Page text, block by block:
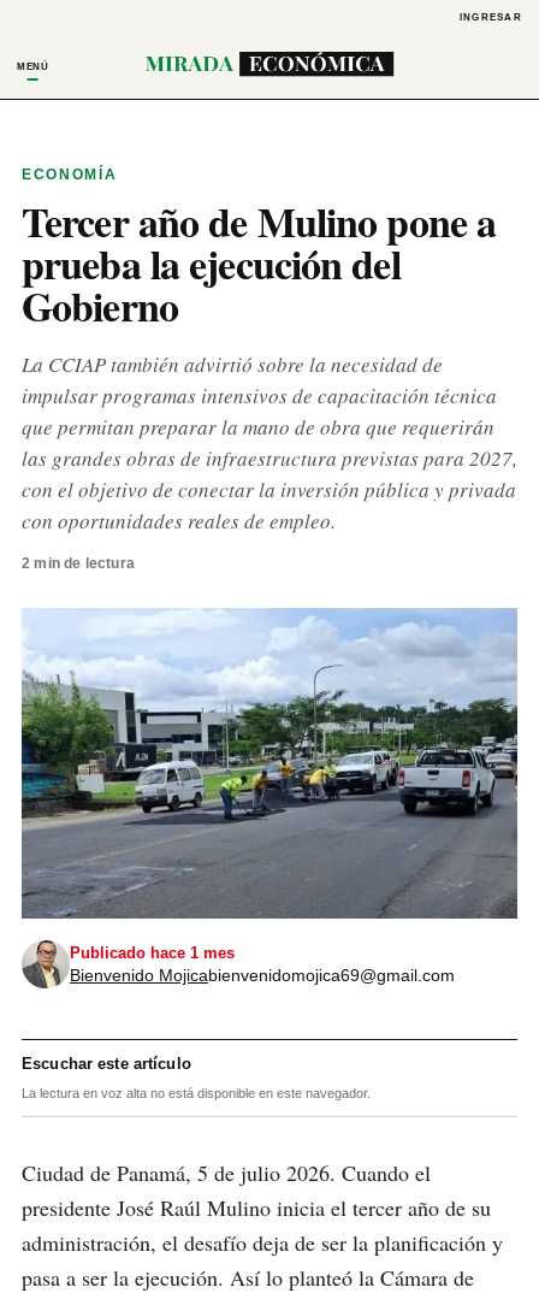
INGRESAR
MENÚ
ECONOMÍA
Tercer año de Mulino pone a
prueba la ejecución del
Gobierno
La CCIAP también advirtió sobre la necesidad de
impulsar programas intensivos de capacitación técnica
que permitan preparar la mano de obra que requerirán
las grandes obras de infraestructura previstas para 2027,
con el objetivo de conectar la inversión pública y privada
con oportunidades reales de empleo.
2 min de lectura
Publicado hace 1 mes
Bienvenido Mojicabienvenidomojica69@gmail.com
Escuchar este artículo
La lectura en voz alta no está disponible en este navegador.
Ciudad de Panamá, 5 de julio 2026. Cuando el
presidente José Raúl Mulino inicia el tercer año de su
administración, el desafío deja de ser la planificación y
pasa a ser la ejecución. Así lo planteó la Cámara de